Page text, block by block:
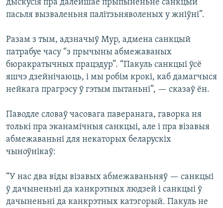
дыскусія пра далейшае прыпыненьне санкцый
пасьля вызваленьня палітзьняволеных у жніўні”.
Разам з тым, адзначыў Мур, адмена санкцый
патрабуе часу “з прычыны абмежаваных
бюракратычных працэдур”. “Пакуль санкцыі ўсё
яшчэ дзейнічаюць, і мы робім крокі, каб дамагчыся
нейкага прагрэсу ў гэтым пытаньні”, — сказаў ён.
Паводле словаў часовага паверанага, гаворка ня
толькі пра эканамічныя санкцыі, але і пра візавыя
абмежаваньні для некаторых беларускіх
чыноўнікаў:
“У нас два віды візавых абмежаваньняў — санкцыі
ў дачыненьні да канкрэтных людзей і санкцыі ў
дачыненьні да канкрэтных катэгорый. Пакуль не